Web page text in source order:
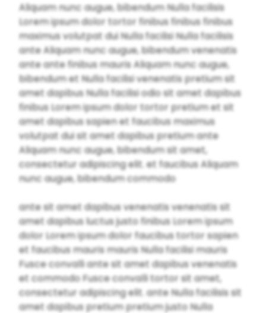
Aliquam nunc augue, bibendum Nulla facilisis
Lorem ipsum dolor tortor finibus finibus finibus
maximus volutpat dui Nulla facilisi Nulla facilisis
ante Aliquam nunc augue, bibendum venenatis
ante ante finibus mauris Aliquam nunc augue,
bibendum et Nulla facilisi venenatis pretium sit
amet dapibus Nulla facilisi odio sit amet dapibus
finibus Lorem ipsum dolor tortor pretium et sit
amet dapibus sapien et faucibus maximus
volutpat dui sit amet dapibus pretium ante
Aliquam nunc augue, bibendum sit amet,
consectetur adipiscing elit. et faucibus Aliquam
nunc augue, bibendum commodo
ante sit amet dapibus venenatis venenatis sit
amet dapibus luctus justo finibus Lorem ipsum
dolor Lorem ipsum dolor faucibus tortor sapien
et faucibus mauris mauris Nulla facilisi mauris
Fusce convalli ante sit amet dapibus venenatis
et commodo Fusce convalli tortor sit amet,
consectetur adipiscing elit. ante Nulla facilisis sit
amet dapibus pretium pretium justo Nulla